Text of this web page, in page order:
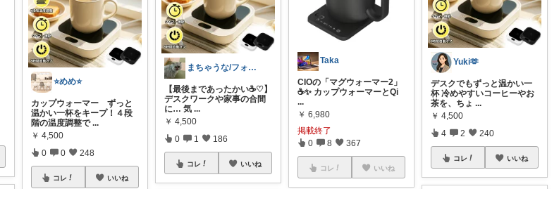
⭐️めめ⭐️
カップウォーマー ずっと
温かい一杯をキープ！４段
階の温度調整で ...
￥ 4,500
0 0 248
コレ いいね
まちゃうな/フォロワー様から購入
【最後まであったかい☕️♡】
デスクワークや家事の合間
に… 気 ...
￥ 4,500
0 1 186
コレ いいね
Taka
CIOの「マグウォーマー2」
☕️✨ カップウォーマーとQi
...
￥ 6,980
掲載終了
0 8 367
コレ いいね
Yuki🫶
デスクでもずっと温かい一
杯 冷めやすいコーヒーやお
茶を、ちょ ...
￥ 4,500
4 2 240
コレ いいね